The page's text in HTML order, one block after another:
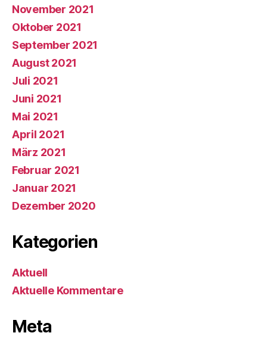
November 2021
Oktober 2021
September 2021
August 2021
Juli 2021
Juni 2021
Mai 2021
April 2021
März 2021
Februar 2021
Januar 2021
Dezember 2020
Kategorien
Aktuell
Aktuelle Kommentare
Meta